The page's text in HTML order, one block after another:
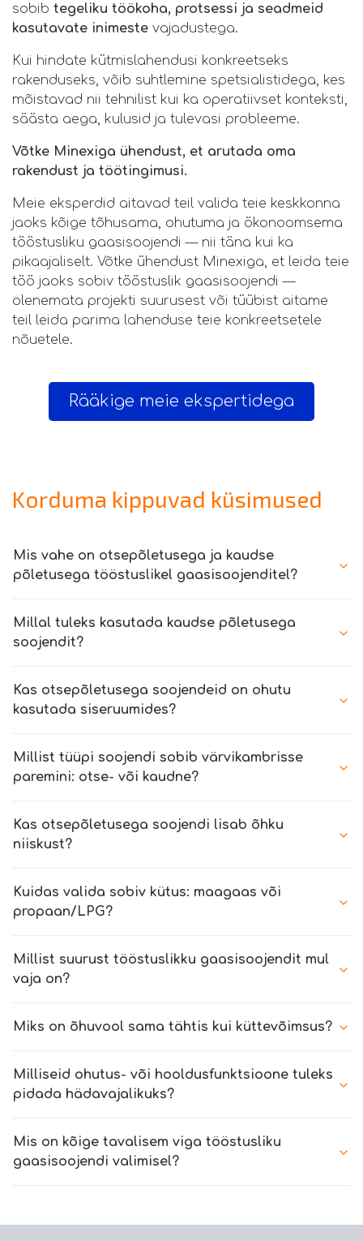
sobib tegeliku töökoha, protsessi ja seadmeid
kasutavate inimeste vajadustega.
Kui hindate kütmislahendusi konkreetseks
rakenduseks, võib suhtlemine spetsialistidega, kes
mõistavad nii tehnilist kui ka operatiivset konteksti,
säästa aega, kulusid ja tulevasi probleeme.
Võtke Minexiga ühendust, et arutada oma
rakendust ja töötingimusi.
Meie eksperdid aitavad teil valida teie keskkonna
jaoks kõige tõhusama, ohutuma ja ökonoomsema
tööstusliku gaasisoojendi — nii täna kui ka
pikaajaliselt. Võtke ühendust Minexiga, et leida teie
töö jaoks sobiv tööstuslik gaasisoojendi —
olenemata projekti suurusest või tüübist aitame
teil leida parima lahenduse teie konkreetsetele
nõuetele.
Rääkige meie ekspertidega
Korduma kippuvad küsimused
Mis vahe on otsepõletusega ja kaudse
põletusega tööstuslikel gaasisoojenditel?
Millal tuleks kasutada kaudse põletusega
soojendit?
Kas otsepõletusega soojendeid on ohutu
kasutada siseruumides?
Millist tüüpi soojendi sobib värvikambrisse
paremini: otse- või kaudne?
Kas otsepõletusega soojendi lisab õhku
niiskust?
Kuidas valida sobiv kütus: maagaas või
propaan/LPG?
Millist suurust tööstuslikku gaasisoojendit mul
vaja on?
Miks on õhuvool sama tähtis kui küttevõimsus?
Milliseid ohutus- või hooldusfunktsioone tuleks
pidada hädavajalikuks?
Mis on kõige tavalisem viga tööstusliku
gaasisoojendi valimisel?